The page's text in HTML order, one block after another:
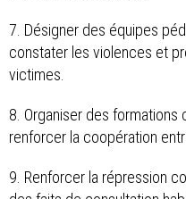
7. Désigner des équipes
constater les violences et
victimes.
8. Organiser des
renforcer la coopération
9. Renforcer la répression